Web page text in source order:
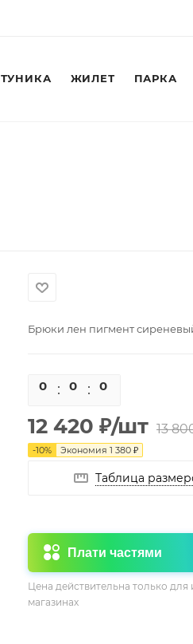
ТУНИКА ЖИЛЕТ ПАРКА
Брюки лен пигмент
0 0 0
12 420 ₽/шт 13
-10% Экономия 1 380 ₽
Таблица
Плати частями
Цена действительна только
магазинах